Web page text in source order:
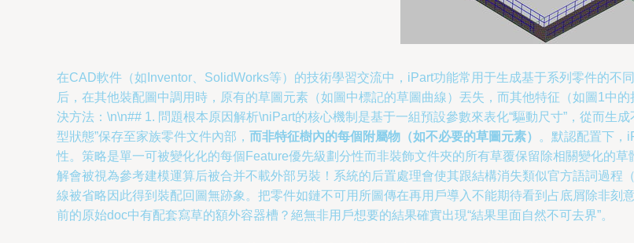
在CAD軟件（如Inventor、SolidWorks等）的技術學習交流中，iPart功能常用于生成基于系列零件的不
后，在其他裝配圖中調用時，原有的草圖元素（如圖中標記的草圖曲線）丟失，而其他特征（如圖1中
決方法：\n\n## 1. 問題根本原因解析\niPart的核心機制是基于一組預設參數來表化“驅動尺寸”，從而生
型狀態”保存至家族零件文件內部， 而非特征樹內的每個附屬物（如不必要的草圖元素）
。默認配置下，
性。策略是單一可被變化化的每個Feature優先級劃分性而非裝飾文件夾的所有草覆保留除相關變化的
解會被視為參考建模運算后被合并不載外部另裝！系統的后置處理會使其跟結構消失類似官方語詞過程
線被省略因此得到裝配回圖無跡象。把零件如鏈不可用所圖傳在再用戶導入不能期待看到占底屑除非刻
前的原始doc中有配套寫草的額外容器槽？絕無非用戶想要的結果確實出現“結果里面自然不可去界”。